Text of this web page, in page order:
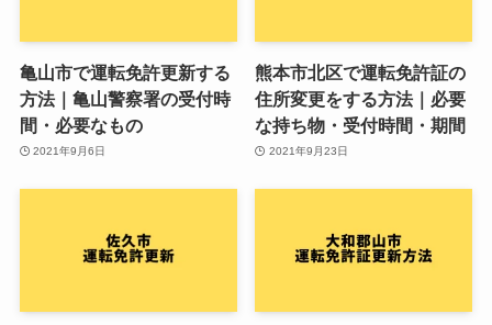
亀山市で運転免許更新する
方法｜亀山警察署の受付時
間・必要なもの
2021年9月6日
熊本市北区で運転免許証の
住所変更をする方法｜必要
な持ち物・受付時間・期間
2021年9月23日